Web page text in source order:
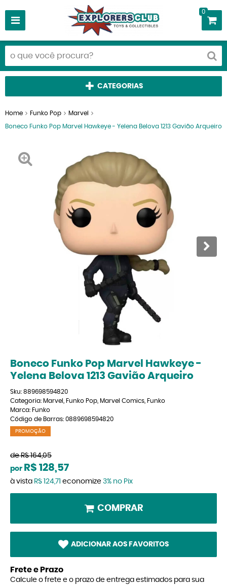
0
CATEGORIAS
Home Funko Pop Marvel
Boneco Funko Pop Marvel Hawkeye - Yelena Belova 1213 Gavião Arqueiro
Boneco Funko Pop Marvel Hawkeye -
Yelena Belova 1213 Gavião Arqueiro
Sku: 889698594820
Categoria: Marvel Funko Pop Marvel Comics Funko
Marca: Funko
Código de Barras: 0889698594820
PROMOÇÃO
de R$ 164,05
por R$ 128,57
à vista R$ 124,71 economize 3% no Pix
COMPRAR
ADICIONAR AOS FAVORITOS
Frete e Prazo
Calcule o frete e o prazo de entrega estimados para sua